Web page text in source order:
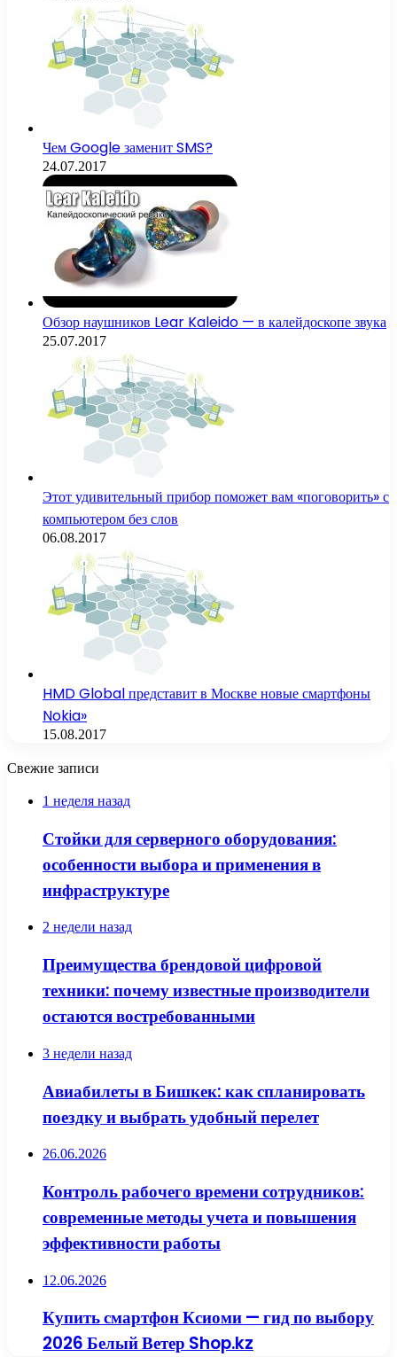
Чем Google заменит SMS?
24.07.2017
Обзор наушников Lear Kaleido — в калейдоскопе звука
25.07.2017
Этот удивительный прибор поможет вам «поговорить» с
компьютером без слов
06.08.2017
HMD Global представит в Москве новые смартфоны
Nokia»
15.08.2017
Свежие записи
1 неделя назад
Стойки для серверного оборудования:
особенности выбора и применения в
инфраструктуре
2 недели назад
Преимущества брендовой цифровой
техники: почему известные производители
остаются востребованными
3 недели назад
Авиабилеты в Бишкек: как спланировать
поездку и выбрать удобный перелет
26.06.2026
Контроль рабочего времени сотрудников:
современные методы учета и повышения
эффективности работы
12.06.2026
Купить смартфон Ксиоми — гид по выбору
2026 Белый Ветер Shop.kz